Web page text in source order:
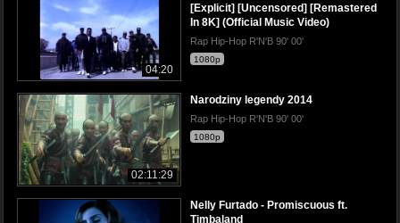
04:20
[Explicit] [Uncensored] [Remastered
In 8K] (Official Music Video)
Rap Hip-Hop R'N'B 90' 00'
1080p
02:11:29
Narodziny legendy 2014
Rap Hip-Hop R'N'B 90' 00'
1080p
Nelly Furtado - Promiscuous ft.
Timbaland